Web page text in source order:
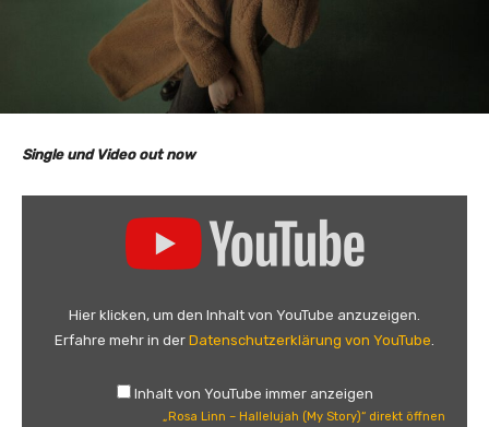
Single und Video out now
Hier klicken, um den Inhalt von YouTube anzuzeigen.
Erfahre mehr in der Datenschutzerklärung von YouTube
Inhalt von YouTube immer anzeigen
„Rosa Linn – Hallelujah (My Story)“ direkt öffnen